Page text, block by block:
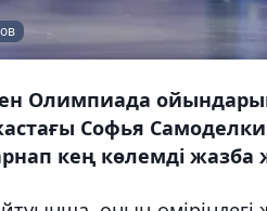
Олимпиада
Софья
кең көлемді